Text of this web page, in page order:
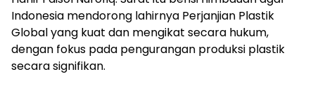
Indonesia mendorong lahirnya Perjanjian Plastik
Global yang kuat dan mengikat secara hukum,
dengan fokus pada pengurangan produksi plastik
secara signifikan.